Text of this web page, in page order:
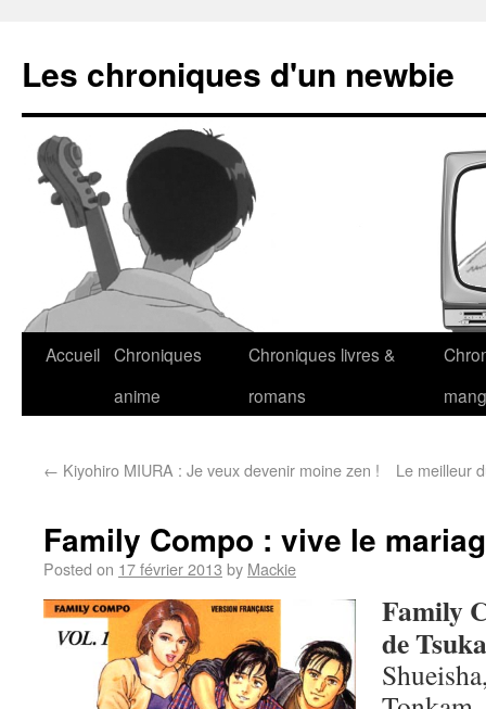
Les chroniques d'un newbie
Accueil Chroniques
anime
Chroniques livres &
romans
← Kiyohiro MIURA : Je veux devenir moine zen ! Le meilleur
Family Compo : vive le
Posted on 17 février 2013 by Mackie
Family
de